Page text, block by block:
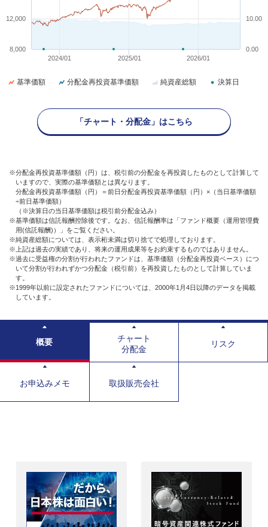
2024/01 2025/01 2026/01
8,000
12,000
0.00
10.00
基準価額 分配金再投資基準価額 純資産総額 決算日
「チャート・分配金」はこちら
※分配金再投資基準価額（円）は、税引前の分配金を再投資したものとして計算して
いますので、実際の基準価額とは異なります。
分配金再投資基準価額（円）＝前日分配金再投資基準価額（円）×（当日基準価額
÷前日基準価額）
（※決算日の当日基準価額は税引前分配金込み）
※基準価額は信託報酬控除後です。なお、信託報酬率は「ファンド概要（運用管理費
用(信託報酬)）」をご覧ください。
※純資産総額については、表示桁未満は切り捨てで処理しております。
※上記は過去の実績であり、将来の運用成果等をお約束するものではありません。
※過去に受益権の分割が行われたファンドは、基準価額（分配金再投資ベース）につ
いて分割が行われずかつ分配金（税引前）を再投資したものとして計算していま
す。
※1999年以前に設定されたファンドについては、2000年1月4日以降のデータを掲載
しています。
概要
チャート
分配金
リスク
お申込みメモ 取扱販売会社